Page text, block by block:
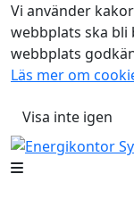
Vi använder
webbplats ska bli
webbplats
Läs mer om
Visa inte igen